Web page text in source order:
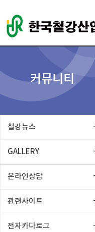
커뮤니티
철강뉴스
GALLERY
온라인상담
관련사이트
전자카다로그